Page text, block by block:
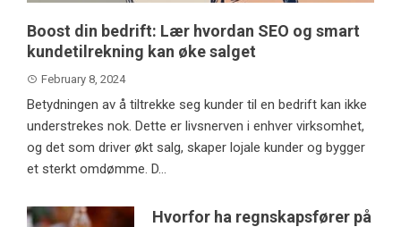
Boost din bedrift: Lær hvordan SEO og smart
kundetilrekning kan øke salget
February 8, 2024
Betydningen av å tiltrekke seg kunder til en bedrift kan ikke
understrekes nok. Dette er livsnerven i enhver virksomhet,
og det som driver økt salg, skaper lojale kunder og bygger
et sterkt omdømme. D...
Hvorfor ha regnskapsfører på